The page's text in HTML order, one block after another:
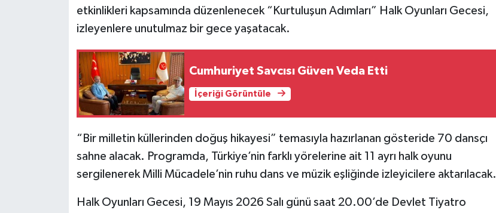
etkinlikleri kapsamında düzenlenecek “Kurtuluşun Adımları” Halk Oyunları Gecesi,
izleyenlere unutulmaz bir gece yaşatacak.
Cumhuriyet Savcısı Güven Veda Etti
İçeriği Görüntüle
“Bir milletin küllerinden doğuş hikayesi” temasıyla hazırlanan gösteride 70 dansçı
sahne alacak. Programda, Türkiye’nin farklı yörelerine ait 11 ayrı halk oyunu
sergilenerek Milli Mücadele’nin ruhu dans ve müzik eşliğinde izleyicilere aktarılacak.
Halk Oyunları Gecesi, 19 Mayıs 2026 Salı günü saat 20.00’de Devlet Tiyatro